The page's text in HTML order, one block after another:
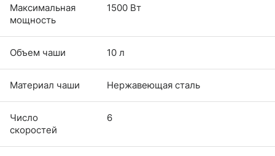
Максимальная
мощность
1500 Вт
Объем чаши 10 л
Материал чаши Нержавеющая сталь
Число
скоростей
6